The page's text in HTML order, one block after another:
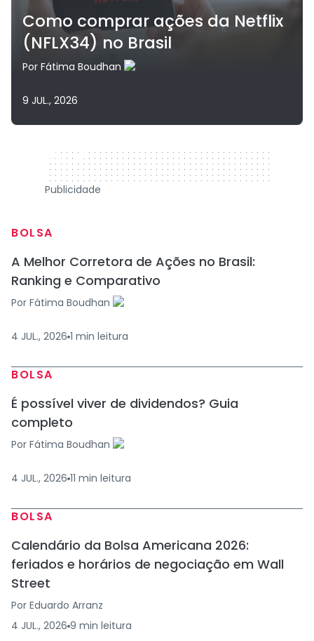
Como comprar ações da Netflix
(NFLX34) no Brasil
Por Fátima Boudhan
9 JUL., 2026
320 x 50
Publicidade
BOLSA
A Melhor Corretora de Ações no Brasil:
Ranking e Comparativo
Por Fátima Boudhan
4 JUL., 2026 1 min leitura
BOLSA
É possível viver de dividendos? Guia
completo
Por Fátima Boudhan
4 JUL., 2026 11 min leitura
BOLSA
Calendário da Bolsa Americana 2026:
feriados e horários de negociação em Wall
Street
Por Eduardo Arranz
4 JUL., 2026 9 min leitura